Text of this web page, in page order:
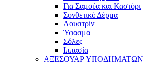
Για Σαμούα και Καστόρι
Συνθετικό Δέρμα
Λουστρίνι
Ύφασμα
Σόλες
Ιππασία
ΑΞΕΣΟΥΑΡ ΥΠΟΔΗΜΑΤΩΝ